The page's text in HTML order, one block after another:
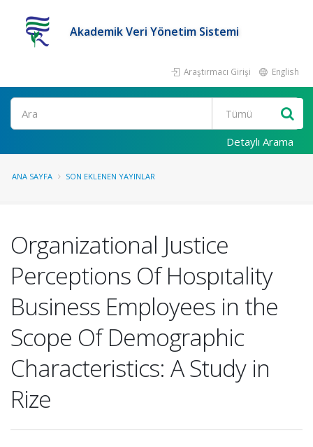
Akademik Veri Yönetim Sistemi
Araştırmacı Girişi English
Ara
Detaylı Arama
ANA SAYFA SON EKLENEN YAYINLAR
Organizational Justice
Perceptions Of Hospıtality
Business Employees in the
Scope Of Demographic
Characteristics: A Study in
Rize